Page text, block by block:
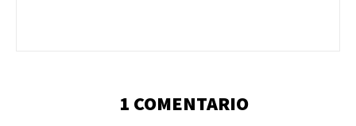
1 COMENTARIO